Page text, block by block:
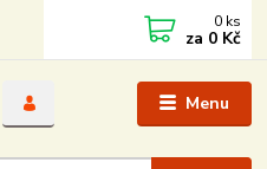
Menu
0 ks
za 0 Kč